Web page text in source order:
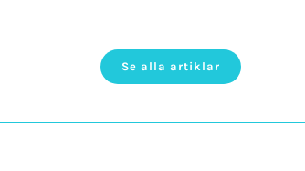
Se alla artiklar